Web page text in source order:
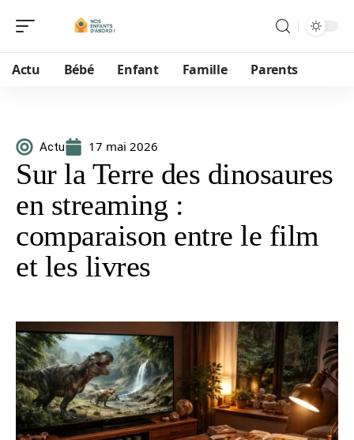
Actu Bébé Enfant Famille Parents
Actu 17 mai 2026
Sur la Terre des dinosaures
en streaming :
comparaison entre le film
et les livres